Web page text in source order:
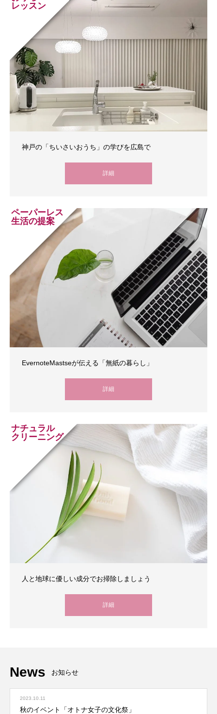
レッスン
神戸の「ちいさいおうち」の学びを広島で
詳細
ペーパーレス
生活の提案
EvernoteMastseが伝える「無紙の暮らし」
詳細
ナチュラル
クリーニング
人と地球に優しい成分でお掃除しましょう
詳細
News お知らせ
2023.10.11
秋のイベント「オトナ女子の文化祭」